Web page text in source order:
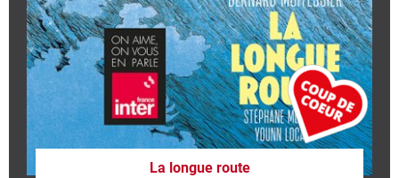
La longue route